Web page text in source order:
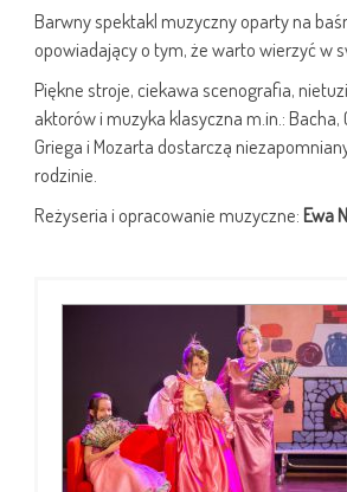
Barwny spektakl muzyczny oparty na
opowiadający o tym, że warto wierzyć w
Piękne stroje, ciekawa scenografia,
aktorów i muzyka klasyczna m.in.: Bacha,
Griega i Mozarta dostarczą
rodzinie.
Reżyseria i opracowanie muzyczne:Ewa